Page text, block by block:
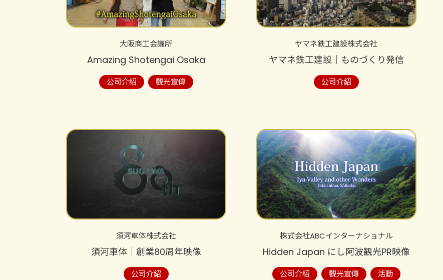
大阪商工会議所
Amazing Shotengai Osaka
公司介紹 觀光宣傳
ヤマネ鉄工建設株式会社
ヤマネ鉄工建設│ものづくり発信
公司介紹
須河車体株式会社
須河車体│創業80周年映像
公司介紹
株式会社ABCインターナショナル
Hidden Japan にし阿波観光PR映像
公司介紹 觀光宣傳 活動